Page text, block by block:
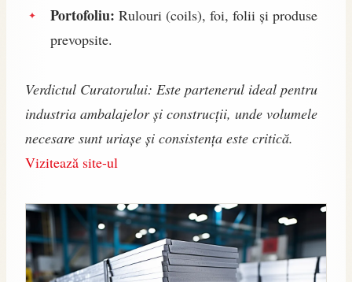
Portofoliu: Rulouri (coils), foi, folii și produse
prevopsite.
Verdictul Curatorului: Este partenerul ideal pentru
industria ambalajelor și construcții, unde volumele
necesare sunt uriașe și consistența este critică.
Vizitează site-ul